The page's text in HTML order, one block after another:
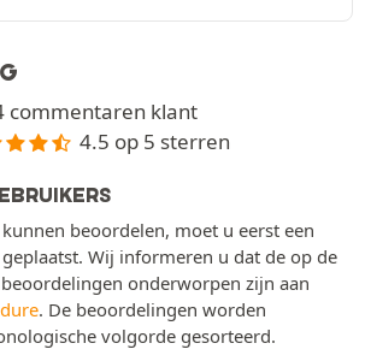
commentaren klant
4.5 op 5 sterren
beoordelen, moet u eerst een
Wij informeren u dat de op de
onderworpen zijn aan
. De beoordelingen worden
volgorde gesorteerd.